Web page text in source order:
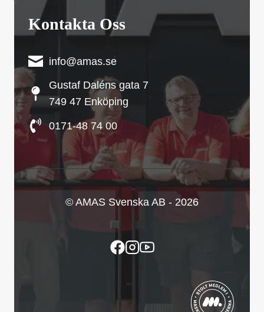
Kontakta Oss
info@amas.se
Gustaf Daléns gata 7
749 47 Enköping
0171-48 74 00
© AMAS Svenska AB - 2026